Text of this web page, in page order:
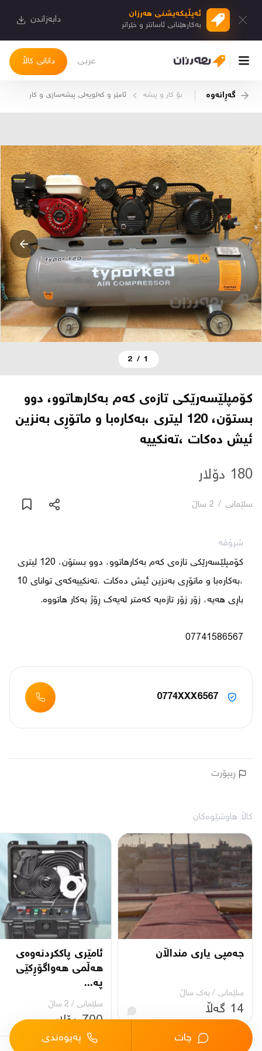
ئەپڵیكەیشنی هەرزان
بەكارهێنانی ئاسانتر و خێراتر دابەزاندن
دانانی کاڵا عربی
کاڵاکانم
دیاریکراوەکانم
دوا بینراوەکان
چات
دەربارە
پەیوەندی
بڵاگ
شۆپەکان
گەڕانەوە بۆ كار و پیشە ئامێر و كەلوپەلی پیشەسازی و كار
1
/
2
کۆمپلێسەرێکی تازەی کەم بەکارهاتوو، دوو
بستۆن، 120 لیتری ،بەکارەبا و ماتۆڕی بەنزین
ئیش دەکات ،تەنکییە
180 دۆلار
سلێمانی / 2 ساڵ
شرۆڤە
07741586567
0774XXX6567
ڕیپۆرت
کاڵا هاوشێوەکان
جەمپی یاری منداڵان
سلێمانی / یه‌ك ساڵ
14 گەڵا
ئامێری پاککردنەوەی
هەڵمی هەواگۆڕکێی
پە...
سلێمانی / 2 ساڵ
700 دۆلار
چات پەیوەندی